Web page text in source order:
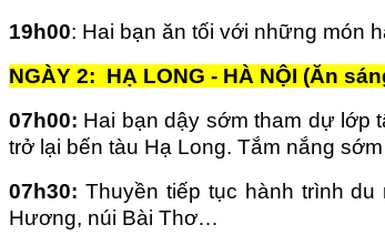
19h00: Hai bạn ăn tối với những món
NGÀY 2: HẠ LONG - HÀ NỘI (Ăn
07h00: Hai bạn dậy sớm tham dự lớp
trở lại bến tàu Hạ Long. Tắm nắng
07h30: Thuyền tiếp tục hành trình
Hương, núi Bài Thơ…